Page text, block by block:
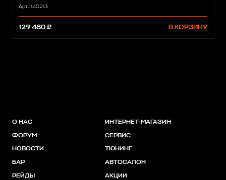
Арт.: 140213
129 480 ₽ В КОРЗИНУ
О НАС
ФОРУМ
НОВОСТИ
БАР
РЕЙДЫ
ИНТЕРНЕТ-МАГАЗИН
СЕРВИС
ТЮНИНГ
АВТОСАЛОН
АКЦИИ